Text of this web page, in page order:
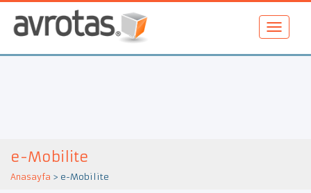
e-Mobilite
Anasayfa > e-Mobilite